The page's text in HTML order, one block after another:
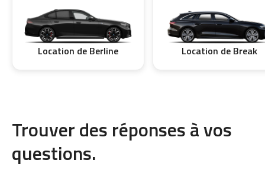
Location de Berline Location de Break
Trouver des réponses à vos
questions.